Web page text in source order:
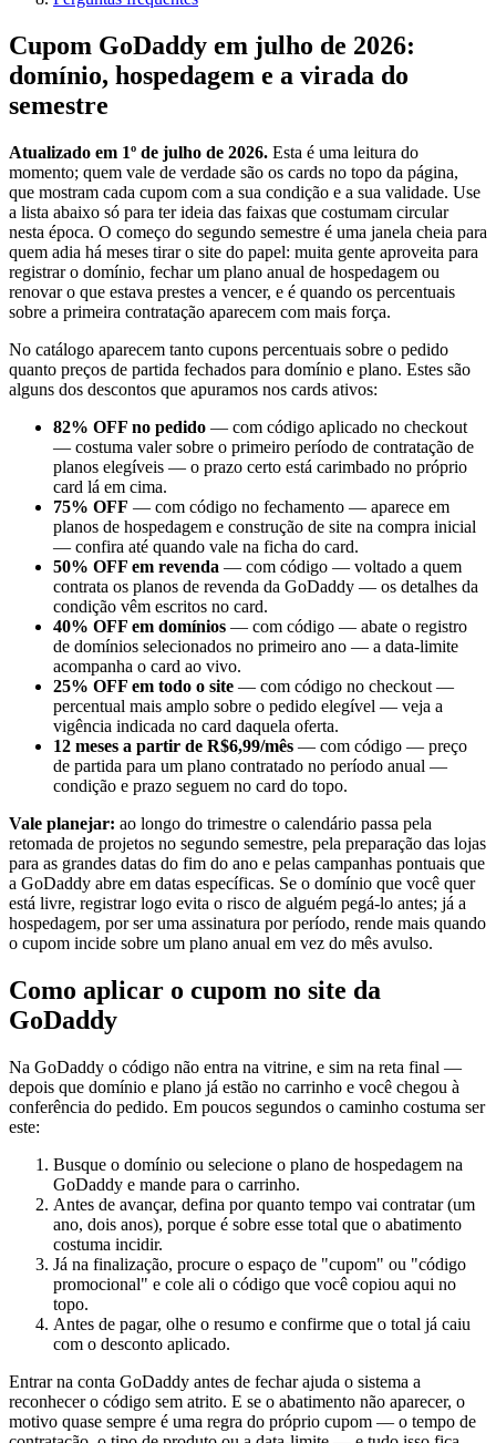
Cupom GoDaddy em julho de 2026:
domínio, hospedagem e a virada do
semestre
Atualizado em 1º de julho de 2026. Esta é uma leitura do
momento; quem vale de verdade são os cards no topo da página,
que mostram cada cupom com a sua condição e a sua validade. Use
a lista abaixo só para ter ideia das faixas que costumam circular
nesta época. O começo do segundo semestre é uma janela cheia para
quem adia há meses tirar o site do papel: muita gente aproveita para
registrar o domínio, fechar um plano anual de hospedagem ou
renovar o que estava prestes a vencer, e é quando os percentuais
sobre a primeira contratação aparecem com mais força.
No catálogo aparecem tanto cupons percentuais sobre o pedido
quanto preços de partida fechados para domínio e plano. Estes são
alguns dos descontos que apuramos nos cards ativos:
82% OFF no pedido — com código aplicado no checkout
— costuma valer sobre o primeiro período de contratação de
planos elegíveis — o prazo certo está carimbado no próprio
card lá em cima.
75% OFF — com código no fechamento — aparece em
planos de hospedagem e construção de site na compra inicial
— confira até quando vale na ficha do card.
50% OFF em revenda — com código — voltado a quem
contrata os planos de revenda da GoDaddy — os detalhes da
condição vêm escritos no card.
40% OFF em domínios — com código — abate o registro
de domínios selecionados no primeiro ano — a data-limite
acompanha o card ao vivo.
25% OFF em todo o site — com código no checkout —
percentual mais amplo sobre o pedido elegível — veja a
vigência indicada no card daquela oferta.
12 meses a partir de R$6,99/mês — com código — preço
de partida para um plano contratado no período anual —
condição e prazo seguem no card do topo.
Vale planejar: ao longo do trimestre o calendário passa pela
retomada de projetos no segundo semestre, pela preparação das lojas
para as grandes datas do fim do ano e pelas campanhas pontuais que
a GoDaddy abre em datas específicas. Se o domínio que você quer
está livre, registrar logo evita o risco de alguém pegá-lo antes; já a
hospedagem, por ser uma assinatura por período, rende mais quando
o cupom incide sobre um plano anual em vez do mês avulso.
Como aplicar o cupom no site da
GoDaddy
Na GoDaddy o código não entra na vitrine, e sim na reta final —
depois que domínio e plano já estão no carrinho e você chegou à
conferência do pedido. Em poucos segundos o caminho costuma ser
este:
Busque o domínio ou selecione o plano de hospedagem na
GoDaddy e mande para o carrinho.
Antes de avançar, defina por quanto tempo vai contratar (um
ano, dois anos), porque é sobre esse total que o abatimento
costuma incidir.
Já na finalização, procure o espaço de "cupom" ou "código
promocional" e cole ali o código que você copiou aqui no
topo.
Antes de pagar, olhe o resumo e confirme que o total já caiu
com o desconto aplicado.
Entrar na conta GoDaddy antes de fechar ajuda o sistema a
reconhecer o código sem atrito. E se o abatimento não aparecer, o
motivo quase sempre é uma regra do próprio cupom — o tempo de